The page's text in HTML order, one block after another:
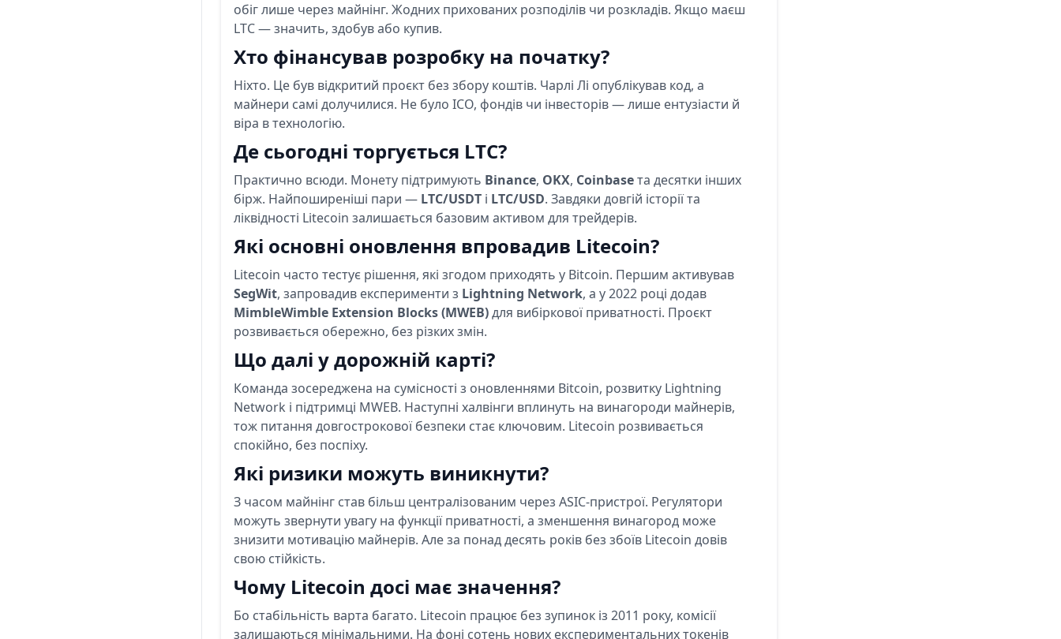
обіг лише через майнінг. Жодних прихованих розподілів чи розкладів. Якщо маєш
LTC — значить, здобув або купив.
Хто фінансував розробку на початку?
Ніхто. Це був відкритий проєкт без збору коштів. Чарлі Лі опублікував код, а
майнери самі долучилися. Не було ICO, фондів чи інвесторів — лише ентузіасти й
віра в технологію.
Де сьогодні торгується LTC?
Практично всюди. Монету підтримують Binance, OKX, Coinbaseта десятки інших
бірж. Найпоширеніші пари — LTC/USDT і LTC/USD. Завдяки довгій історії та
ліквідності Litecoin залишається базовим активом для трейдерів.
Які основні оновлення впровадив Litecoin?
Litecoin часто тестує рішення, які згодом приходять у Bitcoin. Першим активував
SegWit, запровадив експерименти з Lightning Network, а у 2022 році додав
MimbleWimble Extension Blocks (MWEB)для вибіркової приватності. Проєкт
розвивається обережно, без різких змін.
Що далі у дорожній карті?
Команда зосереджена на сумісності з оновленнями Bitcoin, розвитку Lightning
Network і підтримці MWEB. Наступні халвінги вплинуть на винагороди майнерів,
тож питання довгострокової безпеки стає ключовим. Litecoin розвивається
спокійно, без поспіху.
Які ризики можуть виникнути?
З часом майнінг став більш централізованим через ASIC-пристрої. Регулятори
можуть звернути увагу на функції приватності, а зменшення винагород може
знизити мотивацію майнерів. Але за понад десять років без збоїв Litecoin довів
свою стійкість.
Чому Litecoin досі має значення?
Бо стабільність варта багато. Litecoin працює без зупинок із 2011 року, комісії
залишаються мінімальними. На фоні сотень нових експериментальних токенів